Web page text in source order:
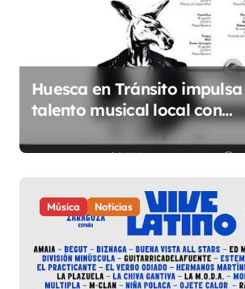
Huesca en Tránsito
talento musical local con
conciertos durante todo 2026
Música Noticias